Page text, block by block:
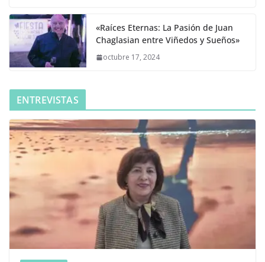
«Raíces Eternas: La Pasión de Juan
Chaglasian entre Viñedos y Sueños»
octubre 17, 2024
ENTREVISTAS